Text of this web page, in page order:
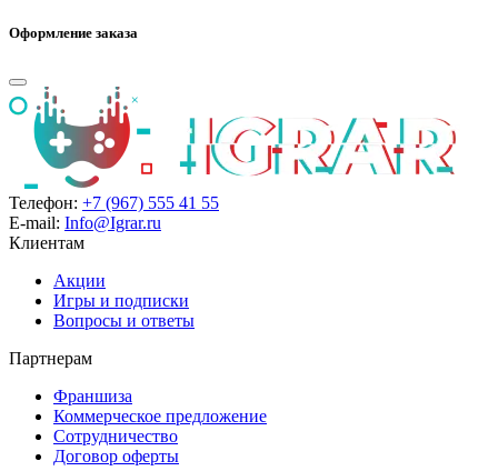
Оформление заказа
Телефон: +7 (967) 555 41 55
E-mail: Info@Igrar.ru
Клиентам
Акции
Игры и подписки
Вопросы и ответы
Партнерам
Франшиза
Коммерческое предложение
Сотрудничество
Договор оферты